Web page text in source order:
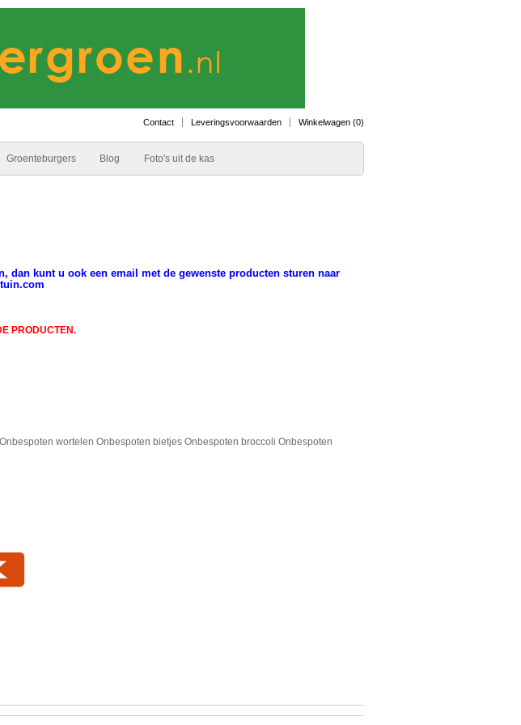
Contact Leveringsvoorwaarden Winkelwagen (0)
Groenteburgers Blog Foto's uit de kas
dan kunt u ook een email met de gewenste producten sturen naar
PRODUCTEN.
wortelen Onbespoten bietjes Onbespoten broccoli Onbespoten